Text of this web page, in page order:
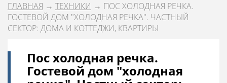
ГЛАВНАЯ → ТЕХНИКИ → ПОС ХОЛОДНАЯ РЕЧКА.
ГОСТЕВОЙ ДОМ "ХОЛОДНАЯ РЕЧКА". ЧАСТНЫЙ
СЕКТОР: ДОМА И КОТТЕДЖИ, КВАРТИРЫ
Пос холодная речка.
Гостевой дом "холодная